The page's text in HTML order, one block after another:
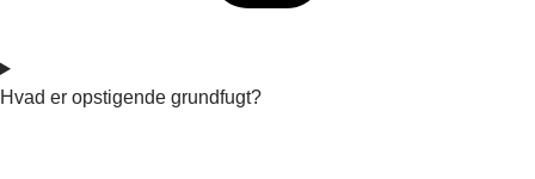
Hvad er opstigende grundfugt?